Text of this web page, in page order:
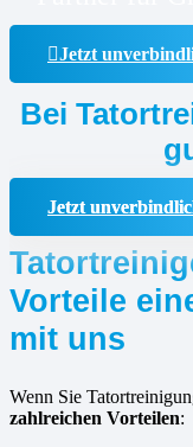
Jetzt
Bei
Jetzt
Vorteile
mit uns
Wenn Sie
zahlreichen Vorteilen: